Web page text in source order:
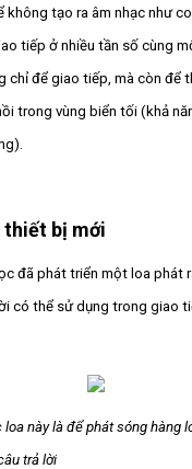
không tạo ra âm nhạc như
tiếp ở nhiều tần số cùng
chỉ để giao tiếp, mà còn để
trong vùng biển tối (khả
thiết bị mới
đã phát triển một loa phát
có thể sử dụng trong giao
này là để phát sóng hàng
trả lời